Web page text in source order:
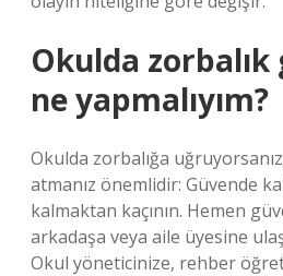
Okulda
ne yapmalıyım?
Okulda zorbalığa
atmanız önemlidir: Güvende
kalmaktan kaçının. Hemen
arkadaşa veya aile üyesine
Okul yöneticinize, rehber